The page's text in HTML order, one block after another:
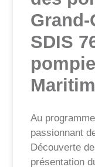
SDIS
Au
passionnant
Découverte
présentation